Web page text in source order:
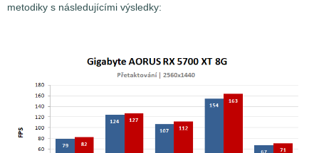
metodiky s následujícími výsledky: